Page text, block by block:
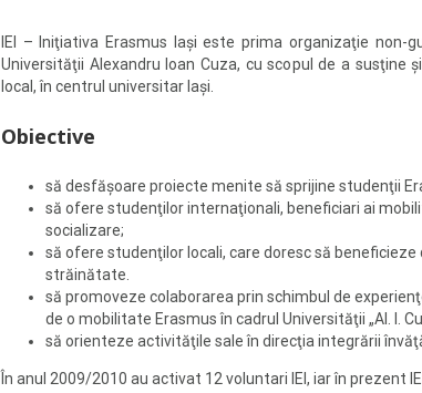
IEI – Iniţiativa Erasmus Iaşi este prima organizaţie
Universităţii Alexandru Ioan Cuza, cu scopul de a
local, în centrul universitar Iaşi.
Obiective
să desfăşoare proiecte menite să sprijine studenţii
să ofere studenţilor internaţionali, beneficiari ai
socializare;
să ofere studenţilor locali, care doresc să
străinătate.
să promoveze colaborarea prin schimbul de
de o mobilitate Erasmus în cadrul Universităţii „Al. I.
să orienteze activităţile sale în direcţia integrării
În anul 2009/2010 au activat 12 voluntari IEI, iar în prezent